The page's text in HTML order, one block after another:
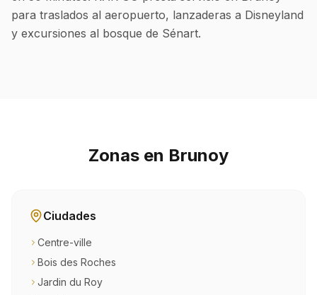
para traslados al aeropuerto, lanzaderas a Disneyland
y excursiones al bosque de Sénart.
Zonas en Brunoy
Ciudades
Centre-ville
Bois des Roches
Jardin du Roy